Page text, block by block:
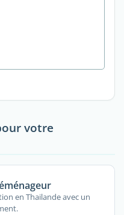
votre
en Thailande avec un